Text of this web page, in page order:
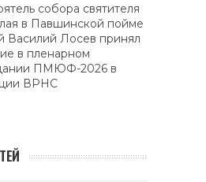
собора святителя
в Павшинской пойме
Василий Лосев принял
в пленарном
ПМЮФ-2026 в
ВРНС